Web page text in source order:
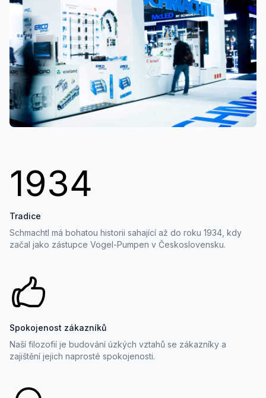
1934
Tradice
Schmachtl má bohatou historii sahající až do roku 1934, kdy
začal jako zástupce Vogel-Pumpen v Československu.
Spokojenost zákazníků
Naší filozofií je budování úzkých vztahů se zákazníky a
zajištění jejich naprosté spokojenosti.